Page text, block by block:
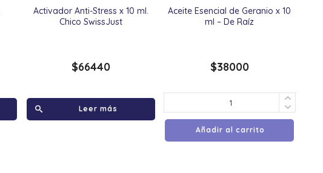
Activador Anti-Stress x 10 ml.
Chico SwissJust
$66440
Leer más
Aceite Esencial de Geranio x 10
ml – De Raíz
$38000
Añadir al carrito